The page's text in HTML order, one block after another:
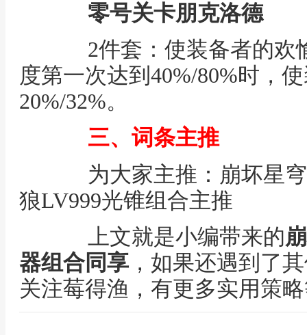
零号关卡朋克洛德
2件套：使装备者的欢
度第一次达到40%/80%时，
20%/32%。
三、词条主推
为大家主推：崩坏星穹
狼LV999光锥组合主推
上文就是小编带来的
器组合同享 ，如果还遇到了
关注莓得渔，有更多实用策